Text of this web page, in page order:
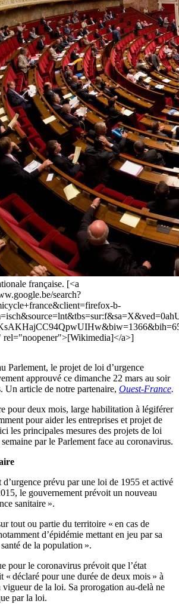
française. [<a
search?
b-
rel="noopener">[Wikimedia]</a>]
Parlement, le projet de loi d’urgence
approuvé ce dimanche 22 mars au soir
Un article de notre partenaire, Ouest-France.
pour deux mois, large habilitation à légiférer
pour aider les entreprises et projet de
les principales mesures des projets de loi
par le Parlement face au coronavirus.
d’urgence prévu par une loi de 1955 et activé
le gouvernement prévoit un nouveau
sanitaire ».
tout ou partie du territoire « en cas de
d’épidémie mettant en jeu par sa
de la population ».
pour le coronavirus prévoit que l’état
« déclaré pour une durée de deux mois » à
vigueur de la loi. Sa prorogation au-delà ne
par la loi.